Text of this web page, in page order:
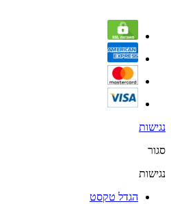
נגישות
סגור
נגישות
הגדל טקסט